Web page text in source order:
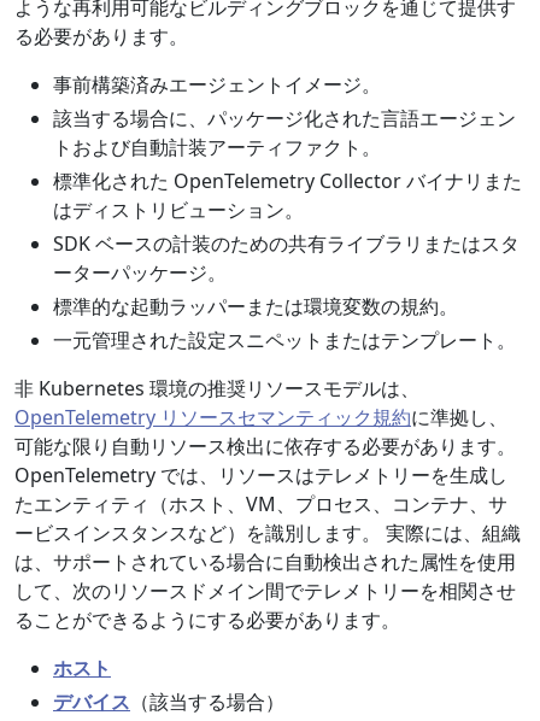
ような再利用可能なビルディングブロックを通じて提供す
る必要があります。
事前構築済みエージェントイメージ。
該当する場合に、パッケージ化された言語エージェン
トおよび自動計装アーティファクト。
標準化された OpenTelemetry Collector バイナリまた
はディストリビューション。
SDK ベースの計装のための共有ライブラリまたはスタ
ーターパッケージ。
標準的な起動ラッパーまたは環境変数の規約。
一元管理された設定スニペットまたはテンプレート。
非 Kubernetes 環境の推奨リソースモデルは、
OpenTelemetry リソースセマンティック規約に準拠し、
可能な限り自動リソース検出に依存する必要があります。
OpenTelemetry では、リソースはテレメトリーを生成し
たエンティティ（ホスト、VM、プロセス、コンテナ、サ
ービスインスタンスなど）を識別します。 実際には、組織
は、サポートされている場合に自動検出された属性を使用
して、次のリソースドメイン間でテレメトリーを相関させ
ることができるようにする必要があります。
ホスト
デバイス （該当する場合）